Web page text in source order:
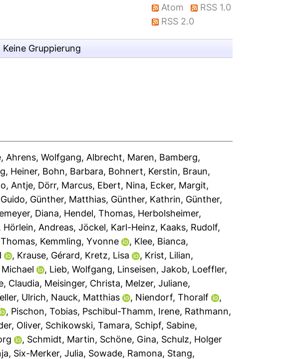
Atom
RSS 1.0
RSS 2.0
Keine Gruppierung
, Ahrens, Wolfgang, Albrecht, Maren, Bamberg,
Heiner, Bohn, Barbara, Bohnert, Kerstin, Braun,
Antje, Dörr, Marcus, Ebert, Nina, Ecker, Margit,
, Günther, Matthias, Günther, Kathrin, Günther,
Diana, Hendel, Thomas, Herbolsheimer,
, Hörlein, Andreas,Jöckel, Karl-Heinz, Kaaks, Rudolf,
, Kemmling, Yvonne , Klee, Bianca,
, Krause, Gérard, Kretz, Lisa , Krist, Lilian,
, Lieb, Wolfgang, Linseisen, Jakob, Loeffler,
Claudia, Meisinger, Christa, Melzer, Juliane,
Ulrich, Nauck, Matthias , Niendorf, Thoralf
,
, Pischon, Tobias, Pschibul-Thamm, Irene, Rathmann,
Oliver, Schikowski, Tamara, Schipf, Sabine,
, Schmidt, Martin, Schöne, Gina, Schulz, Holger
, Six-Merker, Julia, Sowade, Ramona, Stang,